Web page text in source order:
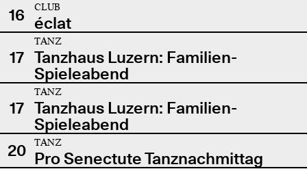
16
CLUB
éclat
17
TANZ
Tanzhaus Luzern: Familien-
Spieleabend
17
TANZ
Tanzhaus Luzern: Familien-
Spieleabend
20
TANZ
Pro Senectute Tanznachmittag